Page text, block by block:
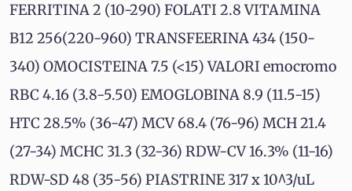
FERRITINA 2 (10-290) FOLATI 2.8 VITAMINA
B12 256(220-960) TRANSFEERINA 434 (150-
340) OMOCISTEINA 7.5 (<15) VALORI emocromo
RBC 4.16 (3.8-5.50) EMOGLOBINA 8.9 (11.5-15)
HTC 28.5% (36-47) MCV 68.4 (76-96) MCH 21.4
(27-34) MCHC 31.3 (32-36) RDW-CV 16.3% (11-16)
RDW-SD 48 (35-56) PIASTRINE 317 x 10^3/uL